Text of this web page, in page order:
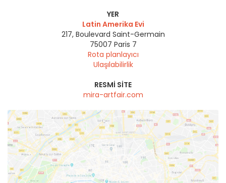
YER
Latin Amerika Evi
217, Boulevard Saint-Germain
75007 Paris 7
Rota planlayıcı
Ulaşılabilirlik
RESMI SITE
mira-artfair.com